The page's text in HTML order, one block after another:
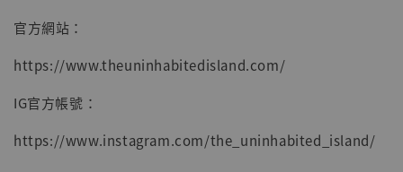
官方網站：
https://www.theuninhabitedisland.com/
IG官方帳號：
https://www.instagram.com/the_uninhabited_island/